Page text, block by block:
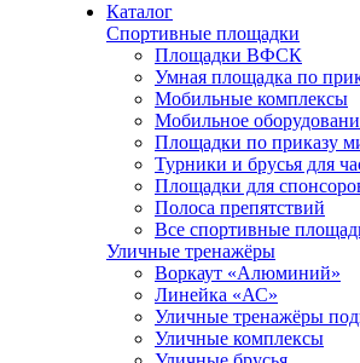
Каталог
Спортивные площадки
Площадки ВФСК
Умная площадка по
Мобильные комплексы
Мобильное
Площадки по приказу
Турники и брусья для
Площадки для
Полоса препятствий
Все спортивные
Уличные тренажёры
Воркаут «Алюминий»
Линейка «АС»
Уличные тренажёры
Уличные комплексы